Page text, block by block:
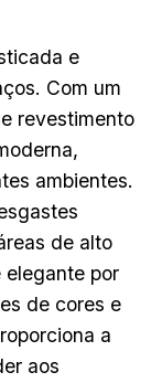
e
Com um
revestimento
ambientes.
de alto
por
de cores e
a
aos